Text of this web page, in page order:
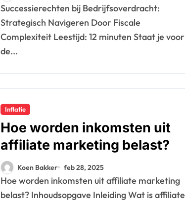
Successierechten bij Bedrijfsoverdracht:
Strategisch Navigeren Door Fiscale
Complexiteit Leestijd: 12 minuten Staat je voor
de...
Inflatie
Hoe worden inkomsten uit
affiliate marketing belast?
Koen Bakker feb 28, 2025
Hoe worden inkomsten uit affiliate marketing
belast? Inhoudsopgave Inleiding Wat is affiliate